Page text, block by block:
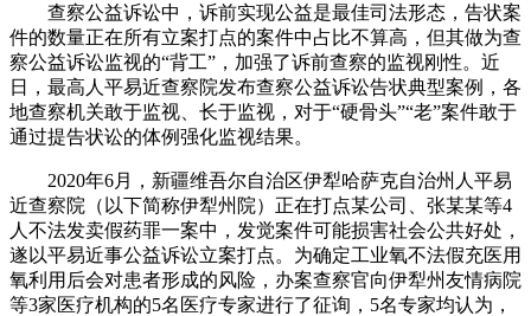
查察公益诉讼中，诉前实现公益是最佳司法形态，告状案
件的数量正在所有立案打点的案件中占比不算高，但其做为查
察公益诉讼监视的“背工”，加强了诉前查察的监视刚性。近
日，最高人平易近查察院发布查察公益诉讼告状典型案例，各
地查察机关敢于监视、长于监视，对于“硬骨头”“老”案件敢于
通过提告状讼的体例强化监视结果。
2020年6月，新疆维吾尔自治区伊犁哈萨克自治州人平易
近查察院（以下简称伊犁州院）正在打点某公司、张某某等4
人不法发卖假药罪一案中，发觉案件可能损害社会公共好处，
遂以平易近事公益诉讼立案打点。为确定工业氧不法假充医用
氧利用后会对患者形成的风险，办案查察官向伊犁州友情病院
等3家医疗机构的5名医疗专家进行了征询，5名专家均认为，